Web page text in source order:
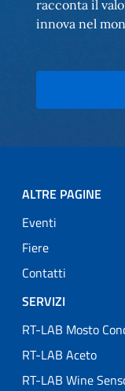
racconta il
innova nel
ALTRE PAGINE
Eventi
Fiere
Contatti
SERVIZI
RT-LAB Mosto
RT-LAB Aceto
RT-LAB Wine